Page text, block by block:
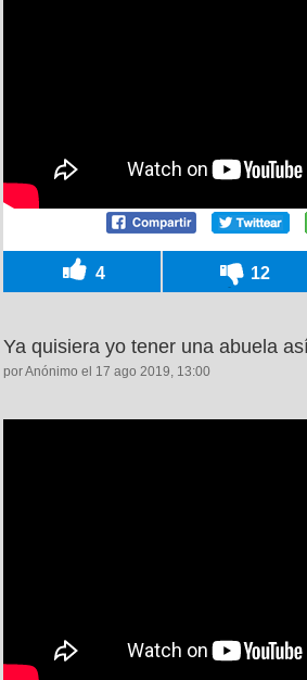
4 12
Ya quisiera yo tener una abuela así
por Anónimo el 17 ago 2019, 13:00